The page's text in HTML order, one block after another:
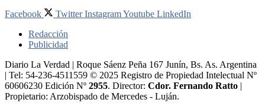
Facebook Twitter InstagramYoutube LinkedIn
Redacción
Publicidad
Diario La Verdad | Roque Sáenz Peña 167 Junín, Bs. As. Argentina
| Tel: 54-236-4511559 © 2025 Registro de Propiedad Intelectual Nº
60606230 Edición Nº 2955. Director:​ Cdor. Fernando Ratto |
Propietario:​ Arzobispado de Mercedes - Luján.